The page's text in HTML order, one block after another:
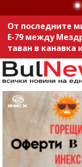
От последните
Е-79 между
таван в